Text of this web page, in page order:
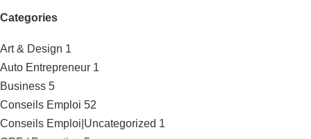
Categories
Art & Design 1
Auto Entrepreneur 1
Business 5
Conseils Emploi 52
Conseils Emploi|Uncategorized 1